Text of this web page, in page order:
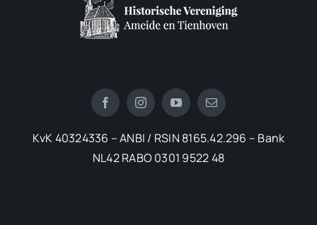
KvK 40324336 – ANBI / RSIN 8165.42.296 – Bank
NL42 RABO 0301 9522 48